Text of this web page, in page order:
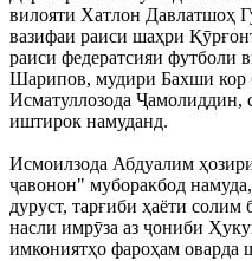
вилояти Хатлон Давлатшоҳ
вазифаи раиси шаҳри
раиси федератсияи футболи
Шарипов, мудири Бахши кор
Исматуллозода Ҷамолиддин,
иштирок намуданд.
Исмоилзода Абдуалим
ҷавонон" муборакбод
дуруст, тарғиби ҳаёти солим
насли имрӯза аз ҷониби
имкониятҳо фароҳам оварда